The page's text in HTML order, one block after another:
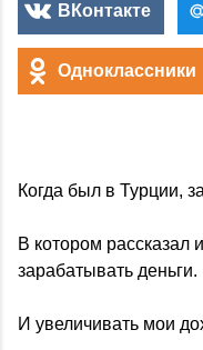
ВКонтакте
Одноклассники
Когда был в Турции,
В котором рассказал
зарабатывать деньги.
И увеличивать мои